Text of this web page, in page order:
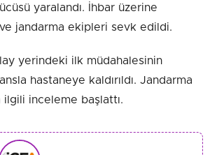
yaralandı. İhbar üzerine
jandarma ekipleri sevk edildi.
yerindeki ilk müdahalesinin
hastaneye kaldırıldı. Jandarma
inceleme başlattı.